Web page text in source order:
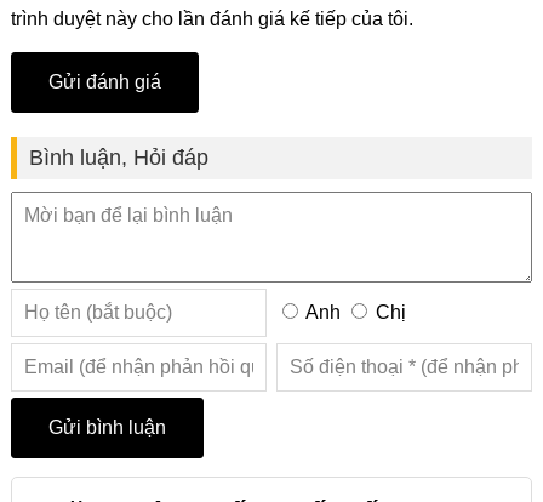
trình duyệt này cho lần đánh giá kế tiếp của tôi.
Bình luận, Hỏi đáp
Anh Chị